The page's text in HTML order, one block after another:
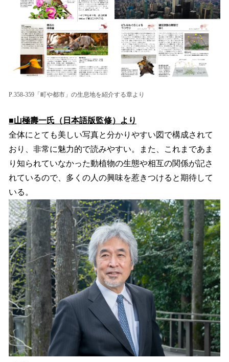
P.358-359「町や都市」の生息地を紹介する章より
■山極壽一氏（日本語版監修）より
全体にとても美しい写真と分かりやすい図で構成されて
おり、非常に魅力的で読みやすい。また、これまであま
り知られていなかった動植物の生態や相互の関係が記さ
れているので、多くの人の興味を惹きつけると期待して
いる。